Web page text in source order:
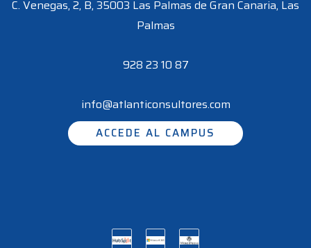
C. Venegas, 2, B, 35003 Las Palmas de Gran Canaria, Las
Palmas
928 23 10 87
info@atlanticonsultores.com
ACCEDE AL CAMPUS